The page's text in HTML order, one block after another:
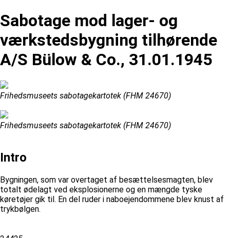
Sabotage mod lager- og
værkstedsbygning tilhørende
A/S Bülow & Co., 31.01.1945
Frihedsmuseets sabotagekartotek (FHM 24670)
Frihedsmuseets sabotagekartotek (FHM 24670)
Intro
Bygningen, som var overtaget af besættelsesmagten, blev
totalt ødelagt ved eksplosionerne og en mængde tyske
køretøjer gik til. En del ruder i naboejendommene blev knust af
trykbølgen.